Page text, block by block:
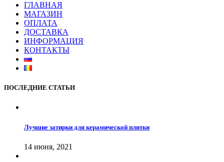
ГЛАВНАЯ
МАГАЗИН
ОПЛАТА
ДОСТАВКА
ИНФОРМАЦИЯ
КОНТАКТЫ
ПОСЛЕДНИЕ СТАТЬИ
Лучшие затирки для керамической плитки
14 июня, 2021